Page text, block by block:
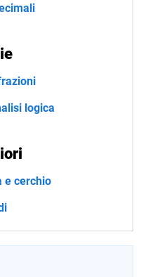
logica
e cerchio